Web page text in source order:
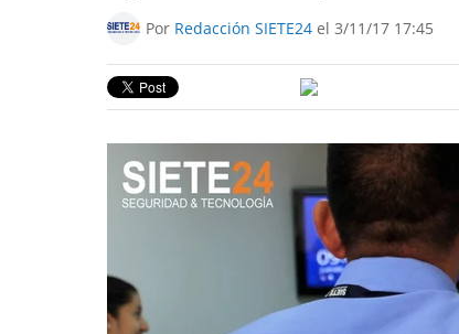
Por Redacción SIETE24 el 3/11/17 17:45